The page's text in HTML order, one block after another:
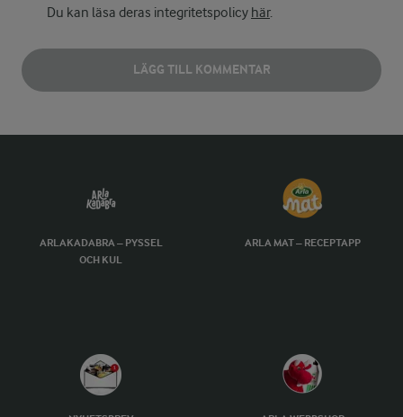
Du kan läsa deras integritetspolicy här.
LÄGG TILL KOMMENTAR
ARLAKADABRA – PYSSEL
OCH KUL
ARLA MAT – RECEPTAPP